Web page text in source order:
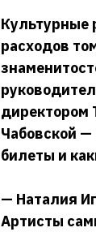
Культурные
расходов
директором
Чабовской —
билеты и
— Наталия
Артисты